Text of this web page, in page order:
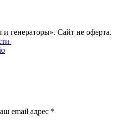
Сайт не оферта.
email адрес *